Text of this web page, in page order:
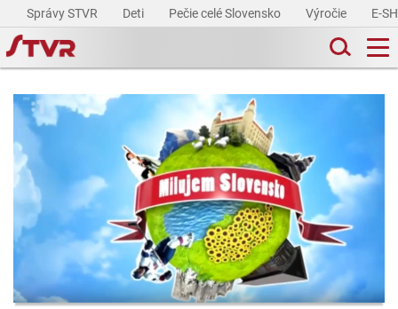
Správy STVR Deti Pečie celé Slovensko Výročie E-